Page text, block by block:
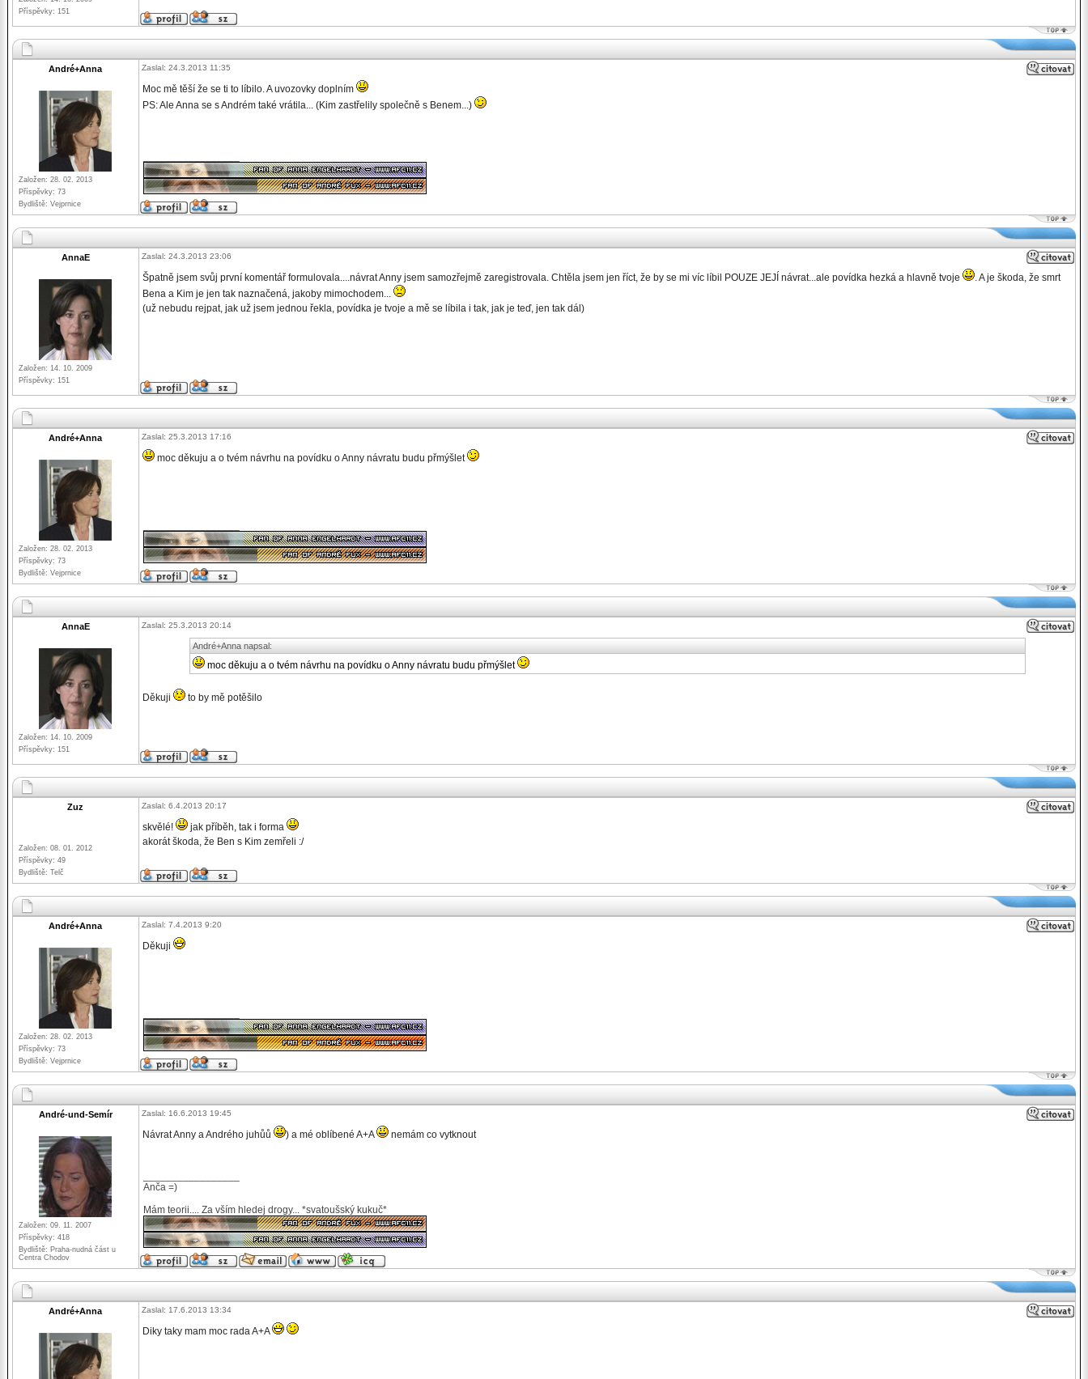
Příspěvky: 151
André+Anna
Založen: 28. 02. 2013
Příspěvky: 73
Bydliště: Vejprnice
Zaslal: 24.3.2013 11:35
Moc mě těší že se ti to líbilo. A uvozovky doplním
PS: Ale Anna se s Andrém také vrátila... (Kim zastřelily společně s Benem...)
AnnaE
Založen: 14. 10. 2009
Příspěvky: 151
Zaslal: 24.3.2013 23:06
Špatně jsem svůj první komentář formulovala....návrat Anny jsem samozřejmě zaregistrovala. Chtěla jsem jen říct, že by se mi víc líbil POUZE JEJÍ návrat...ale povídka hezká a hlavně tvoje
. A je škoda, že smrt
Bena a Kim je jen tak naznačená, jakoby mimochodem...
(už nebudu rejpat, jak už jsem jednou řekla, povídka je tvoje a mě se líbila i tak, jak je teď, jen tak dál)
André+Anna
Založen: 28. 02. 2013
Příspěvky: 73
Bydliště: Vejprnice
Zaslal: 25.3.2013 17:16
moc děkuju a o tvém návrhu na povídku o Anny návratu budu přmýšlet
AnnaE
Založen: 14. 10. 2009
Příspěvky: 151
Zaslal: 25.3.2013 20:14
André+Anna napsal:
moc děkuju a o tvém návrhu na povídku o Anny návratu budu přmýšlet
Děkuji to by mě potěšilo
Zuz
Založen: 08. 01. 2012
Příspěvky: 49
Bydliště: Telč
Zaslal: 6.4.2013 20:17
skvělé!
jak příběh, tak i forma
akorát škoda, že Ben s Kim zemřeli :/
André+Anna
Založen: 28. 02. 2013
Příspěvky: 73
Bydliště: Vejprnice
Zaslal: 7.4.2013 9:20
Děkuji
André-und-Semír
Založen: 09. 11. 2007
Příspěvky: 418
Bydliště: Praha-nudná část u
Centra Chodov
Zaslal: 16.6.2013 19:45
Návrat Anny a Andrého juhůů ) a mé oblíbené A+A nemám co vytknout
Anča =)
Mám teorii.... Za vším hledej drogy... *svatoušský kukuč*
André+Anna Zaslal: 17.6.2013 13:34
Diky taky mam moc rada A+A